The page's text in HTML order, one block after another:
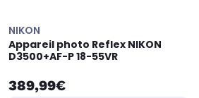
NIKON
Appareil photo Reflex NIKON
D3500+AF-P 18-55VR
389,99€